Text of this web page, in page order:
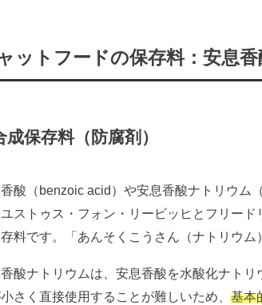
ットフードの保存料：安息
成保存料（防腐剤）
酸（benzoic acid）や安息香酸ナトリウム
ストゥス・フォン・リービッヒとフリー
料です。「あんそくこうさん（ナトリウム
酸ナトリウムは、安息香酸を水酸化ナト
さく直接使用することが難しいため、 基本